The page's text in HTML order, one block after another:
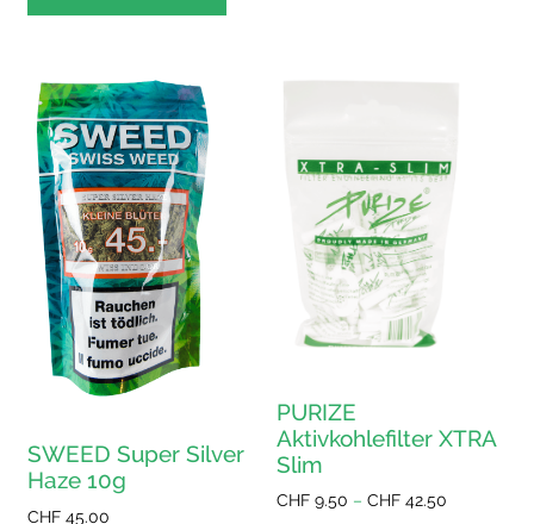
SWEED Super Silver
Haze 10g
CHF 45.00
PURIZE
Aktivkohlefilter XTRA
Slim
CHF 9.50 –CHF 42.50